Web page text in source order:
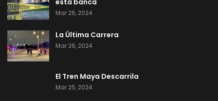
esta banca
Mar 26, 2024
La Última Carrera
Mar 26, 2024
El Tren Maya Descarrila
Mar 25, 2024